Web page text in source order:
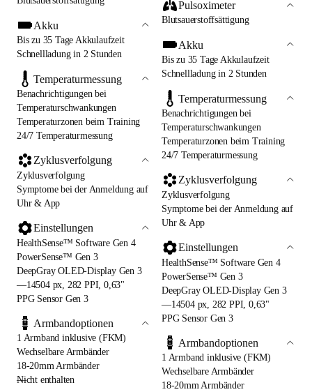
Akku
Bis zu 35 Tage Akkulaufzeit
Schnellladung in 2 Stunden
Temperaturmessung
Benachrichtigungen bei
Temperaturschwankungen
Temperaturzonen beim Training
24/7 Temperaturmessung
Zyklusverfolgung
Zyklusverfolgung
Symptome bei der Anmeldung auf
Uhr & App
Einstellungen
HealthSense™ Software Gen 4
PowerSense™ Gen 3
DeepGray OLED-Display Gen 3
—14504 px, 282 PPI, 0,63"
PPG Sensor Gen 3
Armbandoptionen
1 Armband inklusive (FKM)
Wechselbare Armbänder
18-20mm Armbänder
—
Nicht enthalten
Pulsoximeter
Blutsauerstoffsättigung
Akku
Bis zu 35 Tage Akkulaufzeit
Schnellladung in 2 Stunden
Temperaturmessung
Benachrichtigungen bei
Temperaturschwankungen
Temperaturzonen beim Training
24/7 Temperaturmessung
Zyklusverfolgung
Zyklusverfolgung
Symptome bei der Anmeldung auf
Uhr & App
Einstellungen
HealthSense™ Software Gen 4
PowerSense™ Gen 3
DeepGray OLED-Display Gen 3
—14504 px, 282 PPI, 0,63"
PPG Sensor Gen 3
Armbandoptionen
1 Armband inklusive (FKM)
Wechselbare Armbänder
18-20mm Armbänder